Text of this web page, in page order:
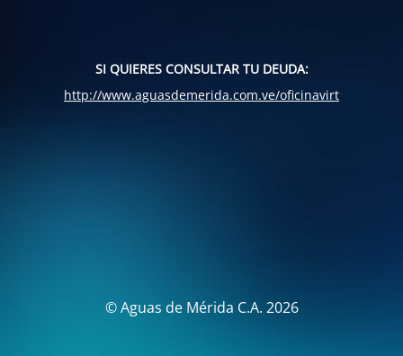
SI QUIERES CONSULTAR TU DEUDA:
http://www.aguasdemerida.com.ve/oficinavirt
© Aguas de Mérida C.A. 2026